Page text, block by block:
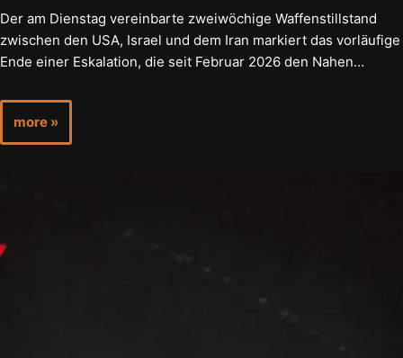
Der am Dienstag vereinbarte zweiwöchige Waffenstillstand
zwischen den USA, Israel und dem Iran markiert das vorläufige
Ende einer Eskalation, die seit Februar 2026 den Nahen…
more »